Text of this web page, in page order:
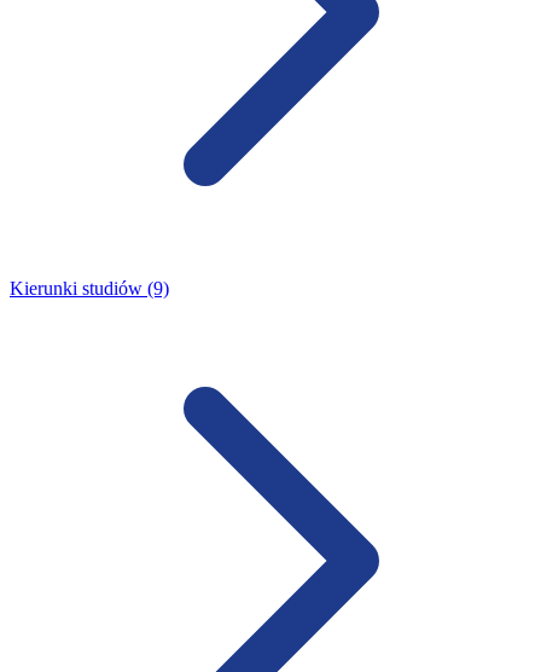
Kierunki studiów (9)